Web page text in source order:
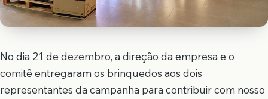
No dia 21 de dezembro, a direção da empresa e o
comitê entregaram os brinquedos aos dois
representantes da campanha para contribuir com nosso